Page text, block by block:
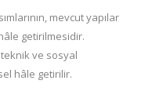
mevcut yapılar
getirilmesidir.
ve sosyal
hâle getirilir.